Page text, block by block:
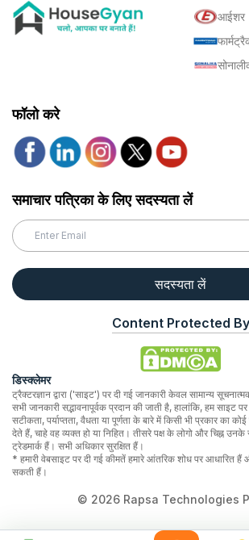
आईशर
फॉलो करे
समाचार पत्रिका के लिए सदस्यता लें
सदस्यता लें
Content Protected By
डिस्क्लेमर
ट्रैक्टरज्ञान द्वारा ('साइट') पर दी गई जानकारी केवल सामान्य
सभी जानकारी सद्भावनापूर्वक प्रदान की जाती है, हालांकि, हम साइट
सटीकता, पर्याप्तता, वैधता या पूर्णता के बारे में किसी भी प्रकार का कोई
देते हैं, चाहे वह व्यक्त हो या निहित। तीसरे पक्ष के लोगो और चिह्न
ट्रेडमार्क हैं। सभी अधिकार सुरक्षित हैं।
* हमारी वेबसाइट पर दी गई कीमतें हमारे आंतरिक शोध पर आधारित हैं
सकती हैं।
© 2026Rapsa Technologies